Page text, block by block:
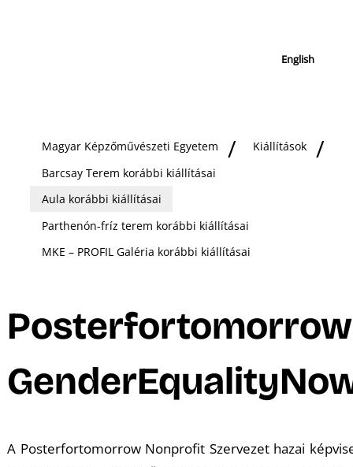
English
Magyar Képzőművészeti Egyetem
Kiállítások
Barcsay Terem korábbi kiállításai
Aula korábbi kiállításai
Parthenón-fríz terem korábbi kiállításai
MKE – PROFIL Galéria korábbi kiállításai
A Posterfortomorrow Nonprofit Szervezet hazai